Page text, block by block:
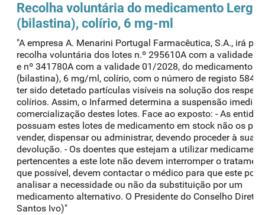
Recolha voluntária do medicamento
(bilastina), colírio, 6 mg-ml
"A empresa A. Menarini Portugal Farmacêutica, S.A., irá
recolha voluntária dos lotes n.º 295610A com a validade
e nº 341780A com a validade 01/2028, do medicamento
(bilastina), 6 mg/ml, colírio, com o número de registo
ter sido detetado partículas visíveis na solução dos
colírios. Assim, o Infarmed determina a suspensão
comercialização destes lotes. Face ao exposto: - As
possuam estes lotes de medicamento em stock não os
vender, dispensar ou administrar, devendo proceder à sua
devolução. - Os doentes que estejam a utilizar
pertencentes a este lote não devem interromper o
que possível, devem contactar o médico para que este
analisar a necessidade ou não da substituição por um
medicamento alternativo. O Presidente do Conselho
Santos Ivo)"